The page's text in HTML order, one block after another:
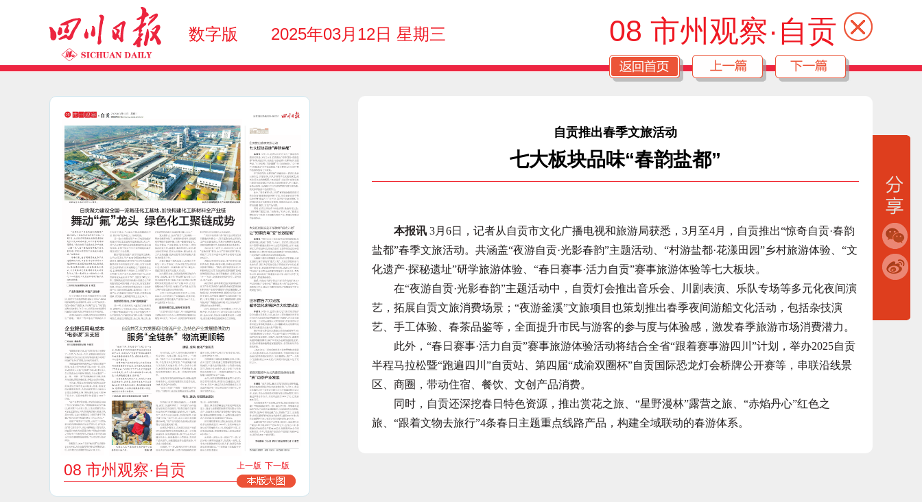
数字版 2025年03月12日 星期三 08 市州观察·自贡
08 市州观察·自贡 上一版 下一版
自贡推出春季文旅活动
七大板块品味“春韵盐都”
本报讯 3月6日，记者从自贡市文化广播电视和旅游局获悉，3月至4月，自贡推出“惊奇自贡·春韵
盐都”春季文旅活动。共涵盖“夜游自贡·光影春韵”主题活动、“村游盐都·花漾田园”乡村旅游体验、“文
化遗产·探秘遗址”研学旅游体验、“春日赛事·活力自贡”赛事旅游体验等七大板块。
在“夜游自贡·光影春韵”主题活动中，自贡灯会推出音乐会、川剧表演、乐队专场等多元化夜间演
艺，拓展自贡文旅消费场景；“夜游釜溪”文旅项目也策划推出春季夜间游船文化活动，包括杂技演
艺、手工体验、春茶品鉴等，全面提升市民与游客的参与度与体验感，激发春季旅游市场消费潜力。
此外，“春日赛事·活力自贡”赛事旅游体验活动将结合全省“跟着赛事游四川”计划，举办2025自贡
半程马拉松暨“跑遍四川”自贡站、第四届“成渝双圈杯”自贡国际恐龙灯会桥牌公开赛等，串联沿线景
区、商圈，带动住宿、餐饮、文创产品消费。
同时，自贡还深挖春日特色资源，推出赏花之旅、“星野漫林”露营之旅、“赤焰丹心”红色之
旅、“跟着文物去旅行”4条春日主题重点线路产品，构建全域联动的春游体系。